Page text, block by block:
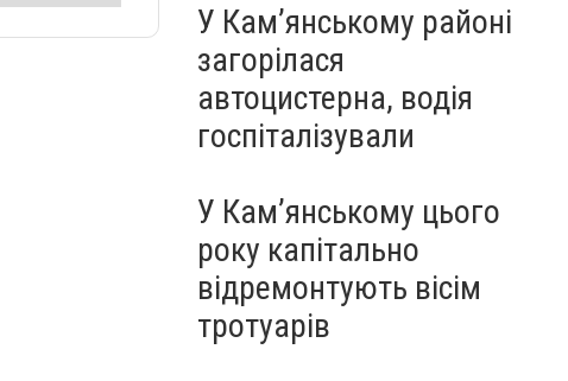
У Кам’янському районі
загорілася
автоцистерна, водія
госпіталізували
У Кам’янському цього
року капітально
відремонтують вісім
тротуарів